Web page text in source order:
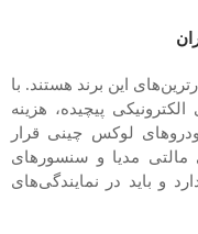
این برند هستند. با
پیچیده، هزینه
تیگو 8 در رده خودروهای لوکس چینی قرار
مالتی ‌مدیا و سنسورهای
و باید در نمایندگی‌های